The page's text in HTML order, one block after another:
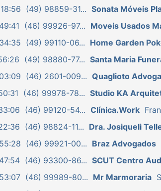
(49) 98859-31... Sonata Móveis
(46) 99926-97... Moveis Usados
(49) 99110-06... Home Garden
(49) 98880-77... Santa Maria
(46) 2601-009... Quaglioto
(46) 99978-78... Studio KA
(46) 99120-54... Clínica.Work
(46) 98824-11... Dra. Josiqueli
(46) 99921-00... Braz Advogados
(46) 93300-86... SCUT Centro
(46) 99989-80... Mr Marmoraria